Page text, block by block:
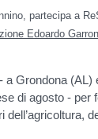
partecipa a
Edoardo
Grondona
di agosto - per